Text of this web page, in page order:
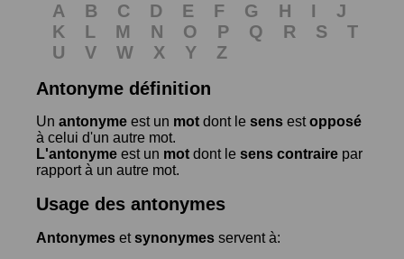
A B C D E F G H I
J
K
L M N O P Q R S
T
U
V W X Y
Z
Antonyme définition
Un antonyme est un mot dont le sens estopposé
à celui d'un autre mot.
L'antonyme est un mot dont le sens contraire par
rapport à un autre mot.
Usage des antonymes
Antonymes etsynonymes servent à: